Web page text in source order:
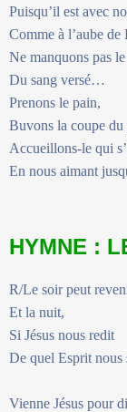
Puisqu’il est avec
Comme à l’aube de
Ne manquons pas
Du sang versé…
Prenons le pain,
Buvons la coupe du
Accueillons-le qui
En nous aimant
HYMNE :
R/Le soir peut
Et la nuit,
Si Jésus nous redit
De quel Esprit nous
Vienne Jésus pour